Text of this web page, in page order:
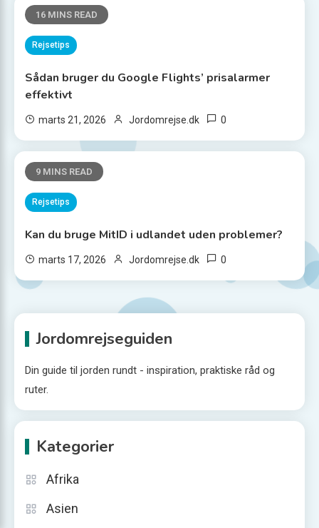
16 MINS READ
Rejsetips
Sådan bruger du Google Flights’ prisalarmer
effektivt
marts 21, 2026 Jordomrejse.dk 0
9 MINS READ
Rejsetips
Kan du bruge MitID i udlandet uden problemer?
marts 17, 2026 Jordomrejse.dk 0
Jordomrejseguiden
Din guide til jorden rundt - inspiration, praktiske råd og
ruter.
Kategorier
Afrika
Asien